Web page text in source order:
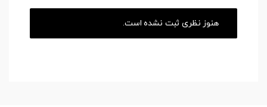
هنوز نظری ثبت نشده است.